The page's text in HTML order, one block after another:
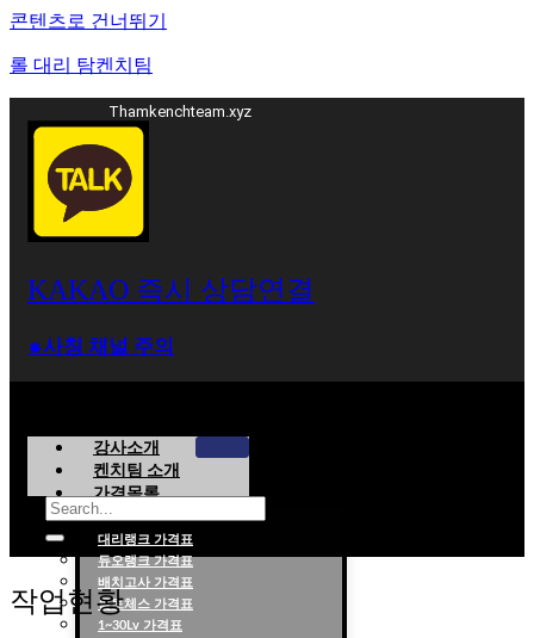
콘텐츠로 건너뛰기
롤 대리 탐켄치팀
Thamkenchteam.xyz
KAKAO 즉시 상담연결
⁕사칭 채널 주의
강사소개
켄치팀 소개
가격목록
대리랭크 가격표
듀오랭크 가격표
배치고사 가격표
롤토체스 가격표
1~30Lv 가격표
작업현황